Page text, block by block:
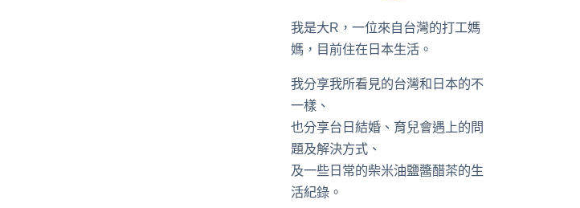
我是大R，一位來自台灣的打工媽
媽，目前住在日本生活。
我分享我所看見的台灣和日本的不
一樣、
也分享台日結婚、育兒會遇上的問
題及解決方式、
及一些日常的柴米油鹽醬醋茶的生
活紀錄。